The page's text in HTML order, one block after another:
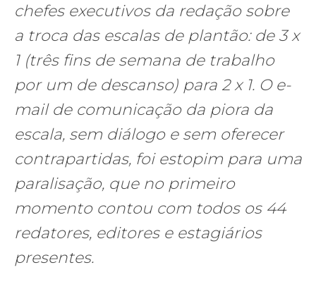
chefes executivos da redação sobre
a troca das escalas de plantão: de 3 x
1 (três fins de semana de trabalho
por um de descanso) para 2 x 1. O e-
mail de comunicação da piora da
escala, sem diálogo e sem oferecer
contrapartidas, foi estopim para uma
paralisação, que no primeiro
momento contou com todos os 44
redatores, editores e estagiários
presentes.